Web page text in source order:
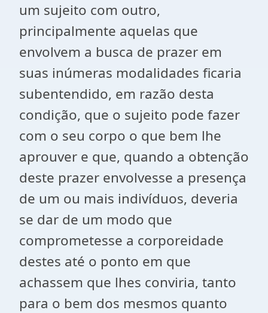
um sujeito com outro,
principalmente aquelas que
envolvem a busca de prazer em
suas inúmeras modalidades ficaria
subentendido, em razão desta
condição, que o sujeito pode fazer
com o seu corpo o que bem lhe
aprouver e que, quando a obtenção
deste prazer envolvesse a presença
de um ou mais indivíduos, deveria
se dar de um modo que
comprometesse a corporeidade
destes até o ponto em que
achassem que lhes conviria, tanto
para o bem dos mesmos quanto